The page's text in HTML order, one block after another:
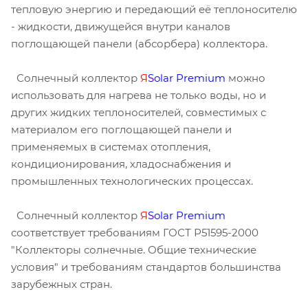
тепловую энергию и передающий её теплоносителю
- жидкости, движущейся внутри каналов
поглощающей панели (абсорбера) коллектора.
Солнечный коллектор ЯSolar Premium можно
использовать для нагрева не только воды, но и
других жидких теплоносителей, совместимых с
материалом его поглощающей панели и
применяемых в системах отопления,
кондиционирования, хладоснабжения и
промышленных технологических процессах.
Солнечный коллектор ЯSolar Premium
соответствует требованиям ГОСТ Р51595-2000
"Коллекторы солнечные. Общие технические
условия" и требованиям стандартов большинства
зарубежных стран.